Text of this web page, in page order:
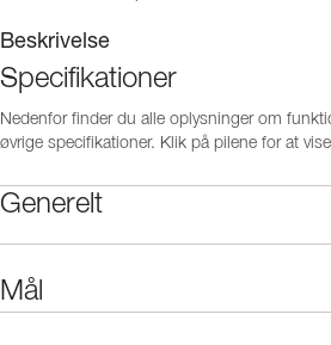
Beskrivelse
Specifikationer
Nedenfor finder du alle oplysninger om
øvrige specifikationer. Klik på pilene for at
Generelt
Mål